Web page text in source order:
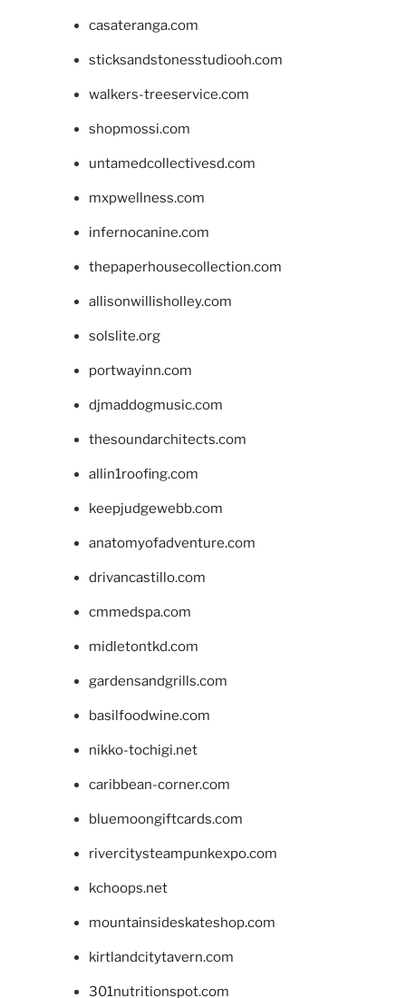
casateranga.com
sticksandstonesstudiooh.com
walkers-treeservice.com
shopmossi.com
untamedcollectivesd.com
mxpwellness.com
infernocanine.com
thepaperhousecollection.com
allisonwillisholley.com
solslite.org
portwayinn.com
djmaddogmusic.com
thesoundarchitects.com
allin1roofing.com
keepjudgewebb.com
anatomyofadventure.com
drivancastillo.com
cmmedspa.com
midletontkd.com
gardensandgrills.com
basilfoodwine.com
nikko-tochigi.net
caribbean-corner.com
bluemoongiftcards.com
rivercitysteampunkexpo.com
kchoops.net
mountainsideskateshop.com
kirtlandcitytavern.com
301nutritionspot.com